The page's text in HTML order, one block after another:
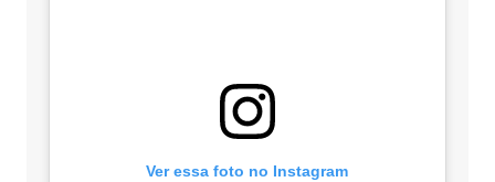
Ver essa foto no Instagram